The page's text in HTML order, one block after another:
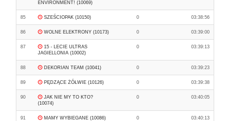
ENVIRONMENT! (10069)
85 SZEŚCIOPAK (10150) 0 03:38:56
86 WOLNE ELEKTRONY (10173) 0 03:39:00
87
15 - LECIE ULTRAS
JAGIELLONIA (10002)
0 03:39:13
88 DEKORIAN TEAM (10041) 0 03:39:23
89 PĘDZĄCE ŻÓŁWIE (10126) 0 03:39:38
90
JAK NIE MY TO KTO?
(10074)
0 03:40:05
91 MAMY WYBIEGANE (10086) 0 03:40:13